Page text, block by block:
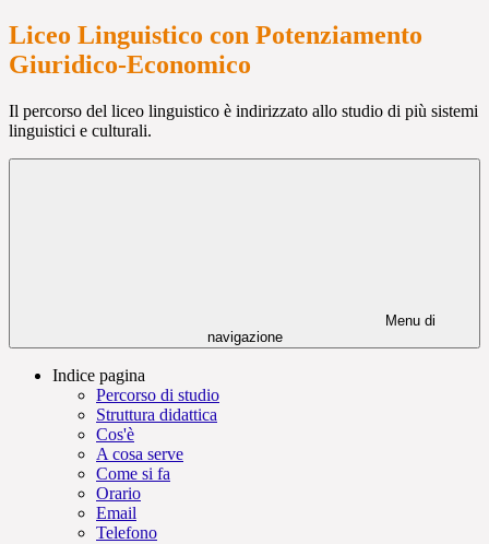
Liceo Linguistico con Potenziamento
Giuridico-Economico
Il percorso del liceo linguistico è indirizzato allo studio di più sistemi
linguistici e culturali.
Menu di
navigazione
Indice pagina
Percorso di studio
Struttura didattica
Cos'è
A cosa serve
Come si fa
Orario
Email
Telefono